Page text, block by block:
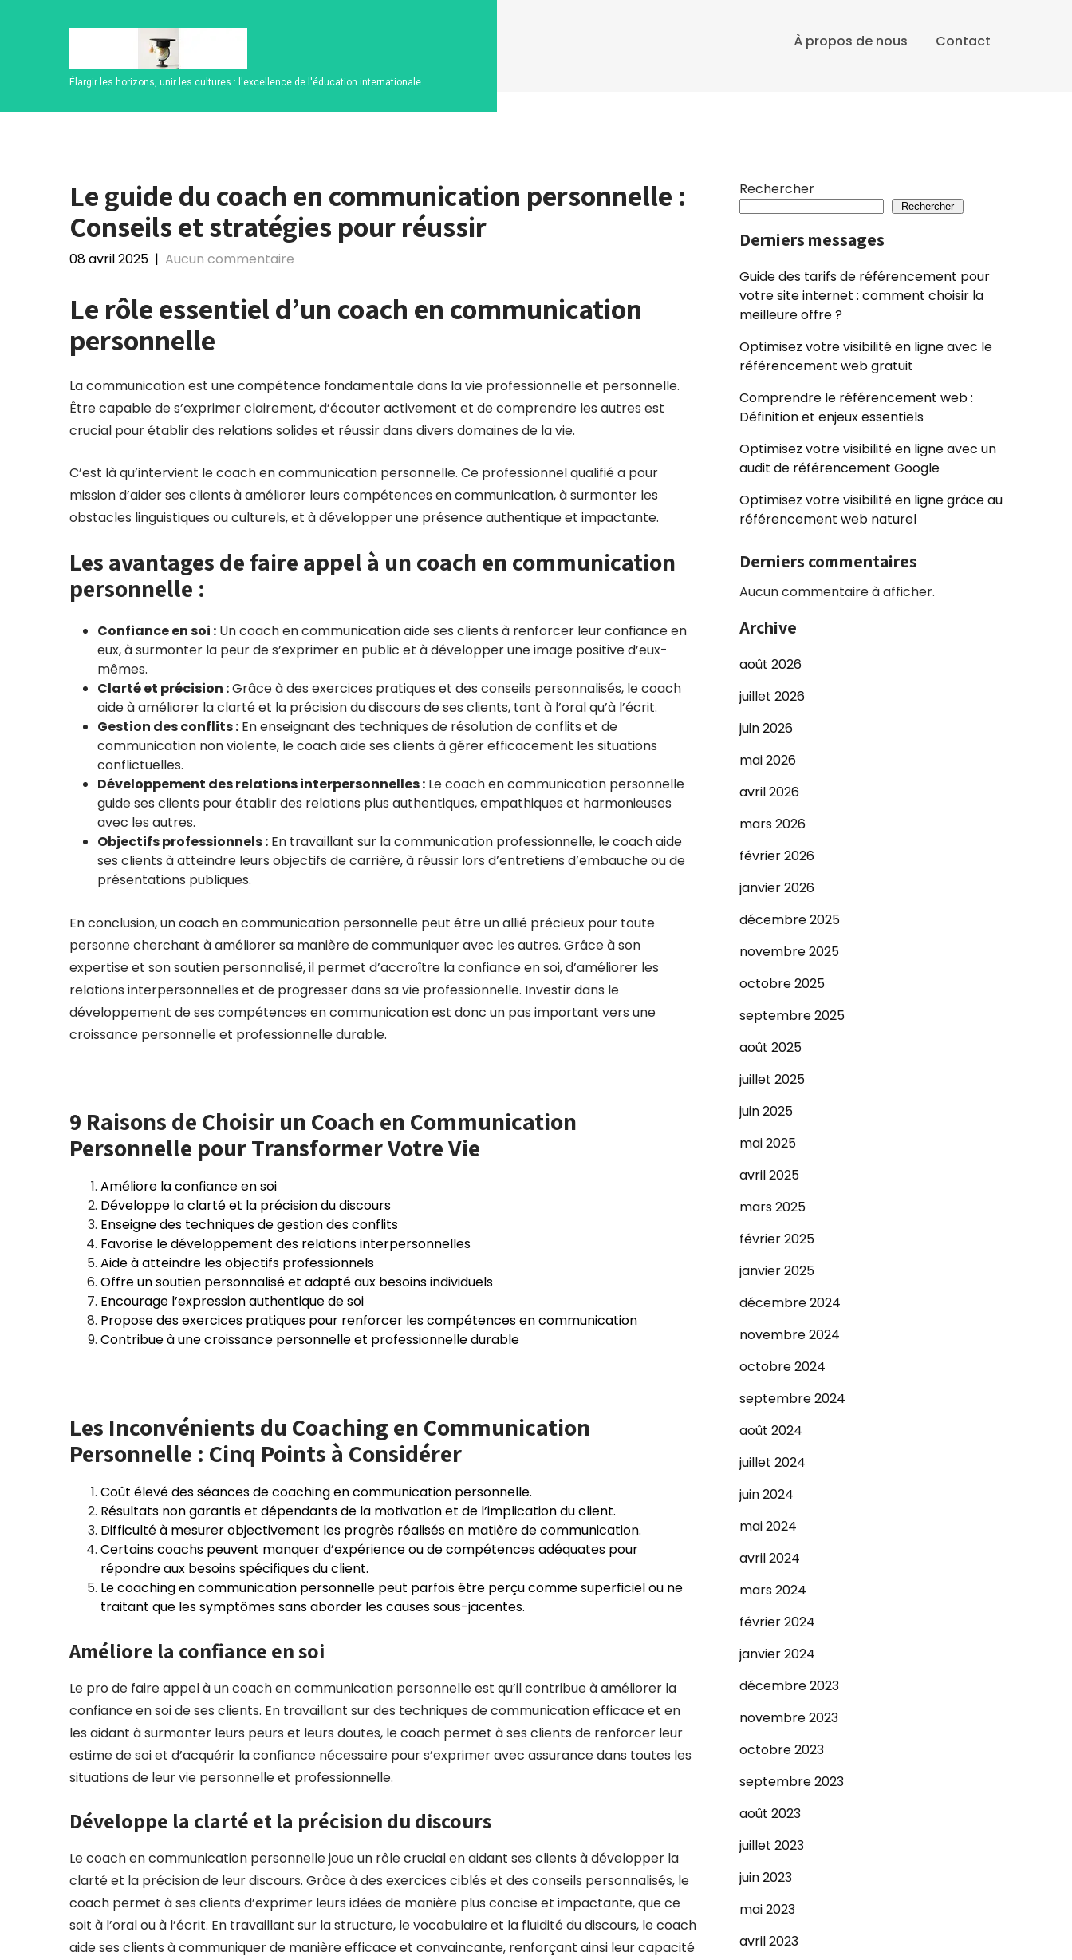
Élargir les horizons, unir les cultures : l'excellence de l'éducation internationale
À propos de nous Contact
Le guide du coach en communication personnelle :
Conseils et stratégies pour réussir
08 avril 2025 | Aucun commentaire
Le rôle essentiel d’un coach en communication
personnelle
La communication est une compétence fondamentale dans la vie professionnelle et personnelle.
Être capable de s’exprimer clairement, d’écouter activement et de comprendre les autres est
crucial pour établir des relations solides et réussir dans divers domaines de la vie.
C’est là qu’intervient le coach en communication personnelle. Ce professionnel qualifié a pour
mission d’aider ses clients à améliorer leurs compétences en communication, à surmonter les
obstacles linguistiques ou culturels, et à développer une présence authentique et impactante.
Les avantages de faire appel à un coach en communication
personnelle :
Confiance en soi : Un coach en communication aide ses clients à renforcer leur confiance en
eux, à surmonter la peur de s’exprimer en public et à développer une image positive d’eux-
mêmes.
Clarté et précision :Grâce à des exercices pratiques et des conseils personnalisés, le coach
aide à améliorer la clarté et la précision du discours de ses clients, tant à l’oral qu’à l’écrit.
Gestion des conflits : En enseignant des techniques de résolution de conflits et de
communication non violente, le coach aide ses clients à gérer efficacement les situations
conflictuelles.
Développement des relations interpersonnelles : Le coach en communication personnelle
guide ses clients pour établir des relations plus authentiques, empathiques et harmonieuses
avec les autres.
Objectifs professionnels : En travaillant sur la communication professionnelle, le coach aide
ses clients à atteindre leurs objectifs de carrière, à réussir lors d’entretiens d’embauche ou de
présentations publiques.
En conclusion, un coach en communication personnelle peut être un allié précieux pour toute
personne cherchant à améliorer sa manière de communiquer avec les autres. Grâce à son
expertise et son soutien personnalisé, il permet d’accroître la confiance en soi, d’améliorer les
relations interpersonnelles et de progresser dans sa vie professionnelle. Investir dans le
développement de ses compétences en communication est donc un pas important vers une
croissance personnelle et professionnelle durable.
9 Raisons de Choisir un Coach en Communication
Personnelle pour Transformer Votre Vie
Améliore la confiance en soi
Développe la clarté et la précision du discours
Enseigne des techniques de gestion des conflits
Favorise le développement des relations interpersonnelles
Aide à atteindre les objectifs professionnels
Offre un soutien personnalisé et adapté aux besoins individuels
Encourage l’expression authentique de soi
Propose des exercices pratiques pour renforcer les compétences en communication
Contribue à une croissance personnelle et professionnelle durable
Les Inconvénients du Coaching en Communication
Personnelle : Cinq Points à Considérer
Coût élevé des séances de coaching en communication personnelle.
Résultats non garantis et dépendants de la motivation et de l’implication du client.
Difficulté à mesurer objectivement les progrès réalisés en matière de communication.
Certains coachs peuvent manquer d’expérience ou de compétences adéquates pour
répondre aux besoins spécifiques du client.
Le coaching en communication personnelle peut parfois être perçu comme superficiel ou ne
traitant que les symptômes sans aborder les causes sous-jacentes.
Améliore la confiance en soi
Le pro de faire appel à un coach en communication personnelle est qu’il contribue à améliorer la
confiance en soi de ses clients. En travaillant sur des techniques de communication efficace et en
les aidant à surmonter leurs peurs et leurs doutes, le coach permet à ses clients de renforcer leur
estime de soi et d’acquérir la confiance nécessaire pour s’exprimer avec assurance dans toutes les
situations de leur vie personnelle et professionnelle.
Développe la clarté et la précision du discours
Le coach en communication personnelle joue un rôle crucial en aidant ses clients à développer la
clarté et la précision de leur discours. Grâce à des exercices ciblés et des conseils personnalisés, le
coach permet à ses clients d’exprimer leurs idées de manière plus concise et impactante, que ce
soit à l’oral ou à l’écrit. En travaillant sur la structure, le vocabulaire et la fluidité du discours, le coach
aide ses clients à communiquer de manière efficace et convaincante, renforçant ainsi leur capacité
Rechercher
Rechercher
Derniers messages
Guide des tarifs de référencement pour
votre site internet : comment choisir la
meilleure offre ?
Optimisez votre visibilité en ligne avec le
référencement web gratuit
Comprendre le référencement web :
Définition et enjeux essentiels
Optimisez votre visibilité en ligne avec un
audit de référencement Google
Optimisez votre visibilité en ligne grâce au
référencement web naturel
Derniers commentaires
Aucun commentaire à afficher.
Archive
août 2026
juillet 2026
juin 2026
mai 2026
avril 2026
mars 2026
février 2026
janvier 2026
décembre 2025
novembre 2025
octobre 2025
septembre 2025
août 2025
juillet 2025
juin 2025
mai 2025
avril 2025
mars 2025
février 2025
janvier 2025
décembre 2024
novembre 2024
octobre 2024
septembre 2024
août 2024
juillet 2024
juin 2024
mai 2024
avril 2024
mars 2024
février 2024
janvier 2024
décembre 2023
novembre 2023
octobre 2023
septembre 2023
août 2023
juillet 2023
juin 2023
mai 2023
avril 2023